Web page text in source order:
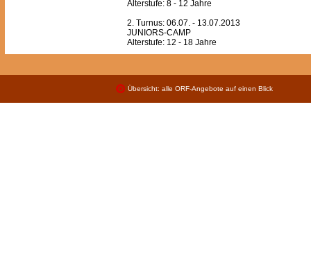
Alterstufe: 8 - 12 Jahre
2. Turnus: 06.07. - 13.07.2013
JUNIORS-CAMP
Alterstufe: 12 - 18 Jahre
Übersicht: alle ORF-Angebote auf einen Blick